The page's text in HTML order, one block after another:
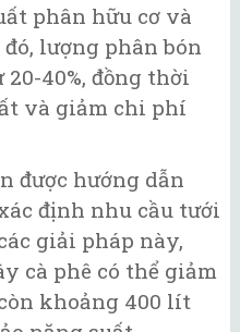
phân hữu cơ và
lượng phân bón
40%, đồng thời
và giảm chi phí
được hướng dẫn
định nhu cầu tưới
giải pháp này,
cà phê có thể giảm
khoảng 400 lít